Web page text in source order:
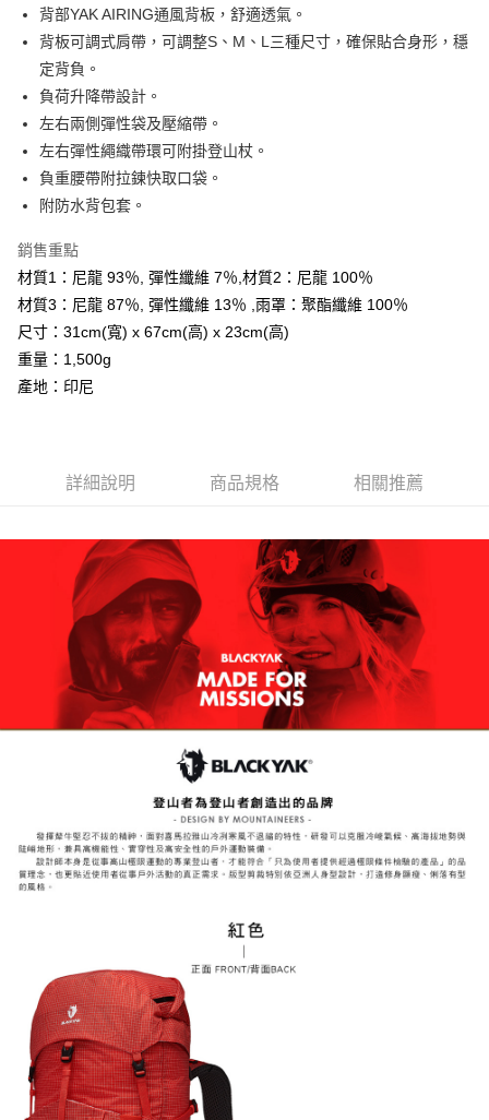
用戶於交易時，得透過本服務購買商品或服務，並由商店將買賣／分期付款
買賣價金債權讓與本公司後，依約使用本公司帳單繳交帳款。
2.基於同意付款使用「大哥付你分期」之契約關係目的，商店將以您的個人
資料（包含姓名、電話或地址）提供予台灣大哥大進項蒐集、處理及利用，
由本公司與您本人進行分期帳單所需資料之確認、核對及更正。
購買商品的店家。未經商家同意取消之訂單仍視為有效，需透過AFTEE先享
後付繳納相關費用。
※ 交易是否成功請以「AFTEE先享後付 」之結帳頁面顯示為準，若有關於
是否繳費成功／繳費後需取消欲退款等相關疑問，請聯繫「AFTEE先享後付
客戶支援中心」https://netprotections.freshdesk.com/support/home
１．透過由恩沛科技股份有限公司提供之「AFTEE先享後付」服務完成之交
易，需依本服務之必要範圍內提供個人資料，並將交易相關給付款項請求債
權轉讓予恩沛科技股份有限公司。
２．關於個人資料處理事宜，請瀏覽以下網址：
３．未成年的使用者請事先徵得法定代理人或監護人之同意方可使用
「AFTEE先享後付」，若未經同意申辦者引起之損失，本公司不負相關責
任。
４．使用「AFTEE先享後付」時，將依據個別帳號之用戶狀況，依本公司即
時審查核予不同之上限額度；若仍有額度不足之情形，本公司將視審查結果
請求用戶進行身份認證。
恩沛科技股份有限公司將有權停止該用戶之使用額度並採取法律行動。
背部YAK AIRING通風背板，舒適透氣。
背板可調式肩帶，可調整S、M、L三種尺寸，確保貼合身形，穩
定背負。
負荷升降帶設計。
左右兩側彈性袋及壓縮帶。
左右彈性繩織帶環可附掛登山杖。
負重腰帶附拉鍊快取口袋。
附防水背包套。
銷售重點
材質1：尼龍 93％, 彈性纖維 7％,材質2：尼龍 100％
材質3：尼龍 87％, 彈性纖維 13％ ,雨罩：聚酯纖維 100％
尺寸：31cm(寬) x 67cm(高) x 23cm(高)
重量：1,500g
產地：印尼
詳細說明 商品規格 相關推薦